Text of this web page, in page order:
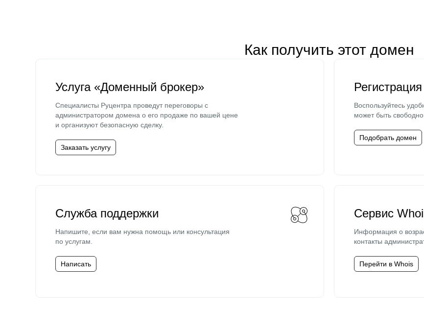
Как получить этот домен
Услуга «Доменный брокер»
Специалисты Руцентра проведут переговоры с
администратором домена о его продаже по вашей цене
и организуют безопасную сделку.
Заказать услугу
Воспользуйтесь
может быть
Подобрать домен
Служба поддержки
Напишите, если вам нужна помощь или консультация
по услугам.
Написать
Сервис
Информация о
контакты
Перейти в Whois